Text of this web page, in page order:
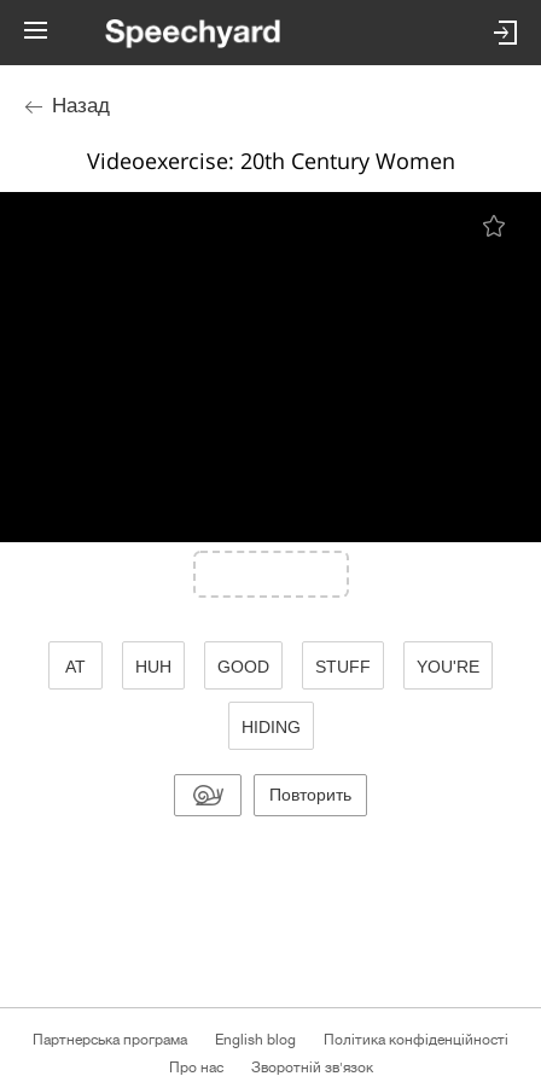
Назад
Videoexercise: 20th Century Women
AT HUH GOOD STUFF YOU'RE
HIDING
Повторить
Партнерська програма English blog
Політика конфіденційності
Про нас
Зворотній зв'язок